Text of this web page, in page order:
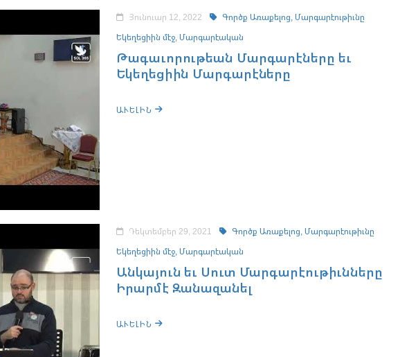
Յունուար 12, 2022 Գործք Առաքելոց,Մարգարէութիւնը
Եկեղեցիին մէջ,Մարգարէական
Թագաւորութեան Մարգարէները եւ
Եկեղեցիին Մարգարէները
ԱՒԵԼԻՆ
Դեկտեմբեր 29, 2021 Գործք Առաքելոց,Մարգարէութիւնը
Եկեղեցիին մէջ,Մարգարէական
Անկայուն եւ Սուտ Մարգարէութիւնները
Իրարմէ Զանազանել
ԱՒԵԼԻՆ